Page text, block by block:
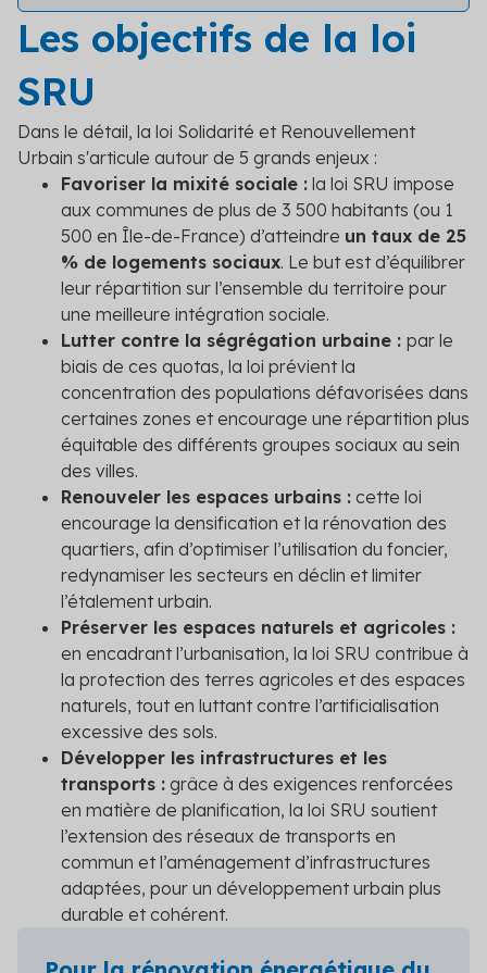
Les objectifs de la loi
SRU
Dans le détail, la loi Solidarité et Renouvellement
Urbain s'articule autour de 5 grands enjeux :
Favoriser la mixité sociale : la loi SRU impose
aux communes de plus de 3 500 habitants (ou 1
500 en Île-de-France) d’atteindre un taux de 25
% de logements sociaux. Le but est d’équilibrer
leur répartition sur l’ensemble du territoire pour
une meilleure intégration sociale.
Lutter contre la ségrégation urbaine : par le
biais de ces quotas, la loi prévient la
concentration des populations défavorisées dans
certaines zones et encourage une répartition plus
équitable des différents groupes sociaux au sein
des villes.
Renouveler les espaces urbains : cette loi
encourage la densification et la rénovation des
quartiers, afin d’optimiser l’utilisation du foncier,
redynamiser les secteurs en déclin et limiter
l’étalement urbain.
Préserver les espaces naturels et agricoles :
en encadrant l’urbanisation, la loi SRU contribue à
la protection des terres agricoles et des espaces
naturels, tout en luttant contre l’artificialisation
excessive des sols.
Développer les infrastructures et les
transports : grâce à des exigences renforcées
en matière de planification, la loi SRU soutient
l’extension des réseaux de transports en
commun et l’aménagement d’infrastructures
adaptées, pour un développement urbain plus
durable et cohérent.